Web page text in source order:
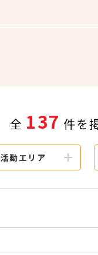
全 137 件を
活動エリア